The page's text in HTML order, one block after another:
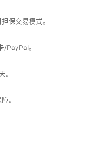
保交易模式。
/PayPal。
。
。